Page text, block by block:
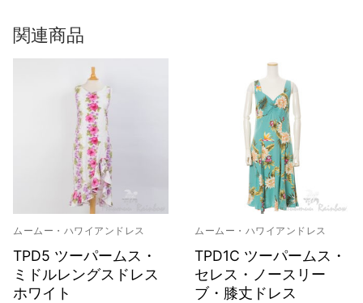
関連商品
ムームー・ハワイアンドレス
TPD5 ツーパームス・
ミドルレングスドレス
ホワイト
ムームー・ハワイアンドレス
TPD1C ツーパームス・
セレス・ノースリー
ブ・膝丈ドレス